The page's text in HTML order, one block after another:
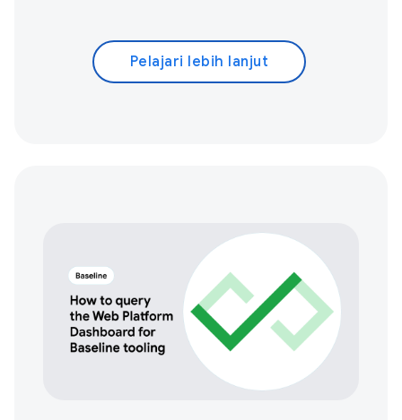
Pelajari lebih lanjut